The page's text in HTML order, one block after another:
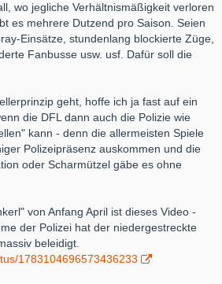
das war aber am Abend vor dem Spiel.
DFL zahlen?
fans-a-1053019.html
Jahre alt ich war damals sogar in Köln
watch?v=DyqRZ3Wt404
Polizei auch noch Geld verlangen?
wo jegliche Verhältnismäßigkeit verloren
es mehrere Dutzend pro Saison. Seien
Einsätze, stundenlang blockierte Züge,
Fanbusse usw. usf. Dafür soll die
geht, hoffe ich ja fast auf ein
die DFL dann auch die Polizie wie
kann - denn die allermeisten Spiele
Polizeipräsenz auskommen und die
oder Scharmützel gäbe es ohne
von Anfang April ist dieses Video -
der Polizei hat der niedergestreckte
beleidigt.
1783104696573436233